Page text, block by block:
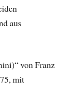
aus
von Franz
mit